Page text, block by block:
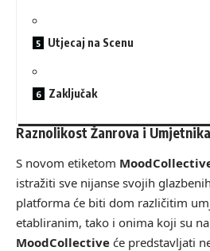
Utjecaj na Scenu
Zaključak
Raznolikost Žanrova i Umjetnika
S novom etiketom
istražiti sve nijanse svojih
platforma će biti dom različitim
etabliranim, tako i onima koji su
MoodCollective će predstavljati